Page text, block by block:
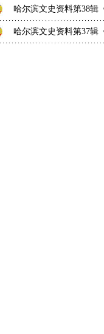
哈尔滨文史资料第38
哈尔滨文史资料第37辑